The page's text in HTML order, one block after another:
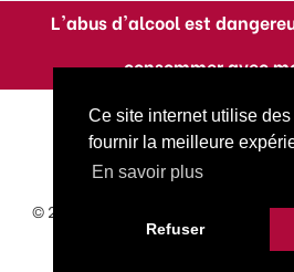
Ce site internet utilise
fournir la meilleure
En savoir plus
Refuser
L'abus d'alcool est
consommer avec
© 2022 La Cave A Titoune. Tous